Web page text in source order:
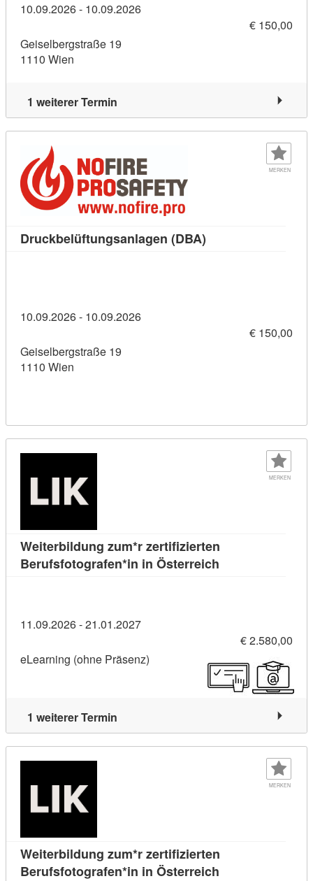
10.09.2026 - 10.09.2026
€ 150,00
Geiselbergstraße 19
1110 Wien
1 weiterer Termin
MERKEN
Druckbelüftungsanlagen (DBA)
10.09.2026 - 10.09.2026
€ 150,00
Geiselbergstraße 19
1110 Wien
MERKEN
Weiterbildung zum*r zertifizierten
Berufsfotografen*in in Österreich
11.09.2026 - 21.01.2027
€ 2.580,00
eLearning (ohne Präsenz)
1 weiterer Termin
MERKEN
Weiterbildung zum*r zertifizierten
Berufsfotografen*in in Österreich